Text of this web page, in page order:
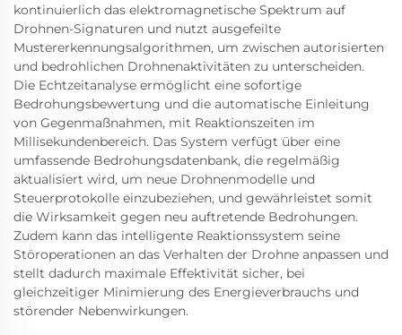
kontinuierlich das elektromagnetische Spektrum auf
Drohnen-Signaturen und nutzt ausgefeilte
Mustererkennungsalgorithmen, um zwischen autorisierten
und bedrohlichen Drohnenaktivitäten zu unterscheiden.
Die Echtzeitanalyse ermöglicht eine sofortige
Bedrohungsbewertung und die automatische Einleitung
von Gegenmaßnahmen, mit Reaktionszeiten im
Millisekundenbereich. Das System verfügt über eine
umfassende Bedrohungsdatenbank, die regelmäßig
aktualisiert wird, um neue Drohnenmodelle und
Steuerprotokolle einzubeziehen, und gewährleistet somit
die Wirksamkeit gegen neu auftretende Bedrohungen.
Zudem kann das intelligente Reaktionssystem seine
Störoperationen an das Verhalten der Drohne anpassen und
stellt dadurch maximale Effektivität sicher, bei
gleichzeitiger Minimierung des Energieverbrauchs und
störender Nebenwirkungen.